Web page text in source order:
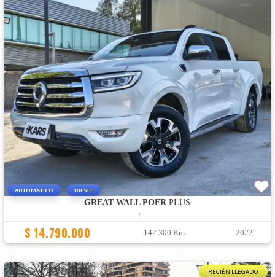
AUTOMATICO DIESEL
GREAT WALL POERPLUS
:
$ 14.790.000 142.300 Km 2022
RECIÉN LLEGADO